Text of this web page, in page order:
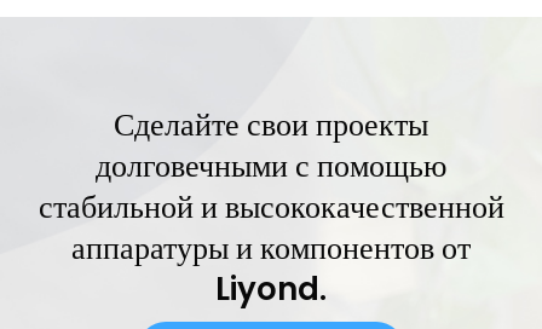
Сделайте свои проекты
долговечными с помощью
стабильной и высококачественной
аппаратуры и компонентов от
Liyond.